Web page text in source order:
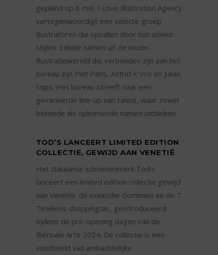
gepland op 8 mei. I Love Illustration Agency
vertegenwoordigt een selecte groep
illustratoren die opvallen door hun unieke
stijlen. Enkele namen uit de mode-
illustratiewereld die verbonden zijn aan het
bureau zijn Piet Paris, Astrid X Vos en Julian
Stips. Het bureau streeft naar een
gevarieerde line-up van talent, waar zowel
bekende als opkomende namen uitblinken.
TOD’S LANCEERT LIMITED EDITION
COLLECTIE, GEWIJD AAN VENETIË
Het Italiaanse schoenenmerk Tod’s
lanceert een limited edition collectie gewijd
aan Venetië: de iconische Gommino en de T
Timeless shoppingtas, geïntroduceerd
tijdens de pre-opening dagen van de
Biënnale Arte 2024. De collectie is een
voorbeeld van ambachtelijke